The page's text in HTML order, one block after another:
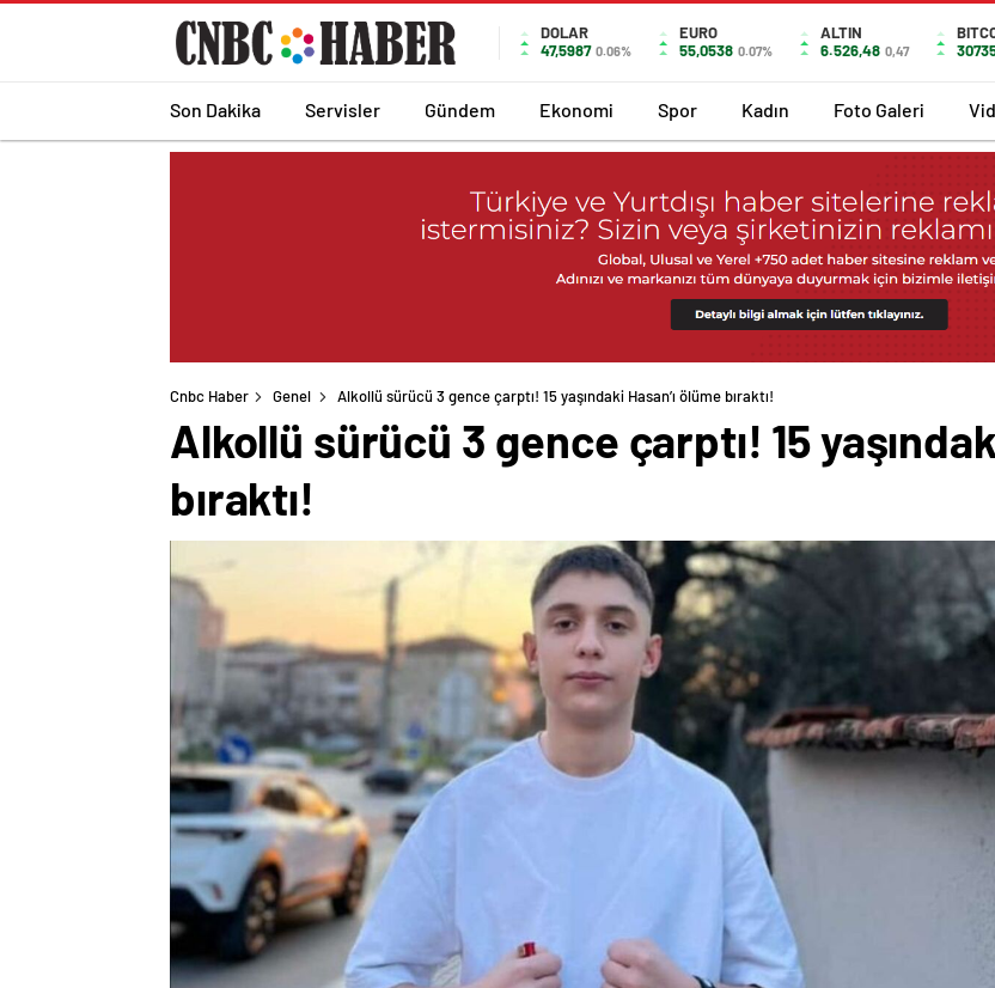
DOLAR
47,5987 0.06%
EURO
55,0538 0.07%
ALTIN
6.526,48 0,47
Son Dakika Servisler Gündem Ekonomi Spor Kadın Foto Galeri
Cnbc Haber Genel Alkollü sürücü 3 gence çarptı! 15 yaşındaki Hasan’ı ölüme bıraktı!
Alkollü sürücü 3 gence çarptı! 15
bıraktı!